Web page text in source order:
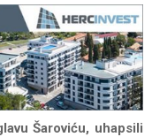
Šaroviću, uhapsili